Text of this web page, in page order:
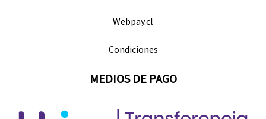
Webpay.cl
Condiciones
MEDIOS DE PAGO